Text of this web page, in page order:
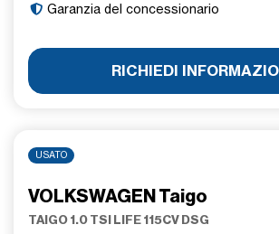
Garanzia del concessionario
RICHIEDI
USATO
VOLKSWAGEN Taigo
TAIGO 1.0 TSI LIFE 115CV DSG